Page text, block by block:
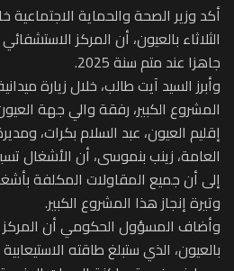
أكد وزير الصحة والحماية الاجتماعية
الثلاثاء بالعيون، أن المركز
جاهزا عند متم سنة 2025.
وأبرز السيد آيت طالب، خلال زيارة
المشروع الكبير، رفقة والي جهة
إقليم العيون، عبد السلام بكرات،
العامة، زينب بنموسى، أن الأشغال
إلى أن جميع المقاولات المكلفة
وتيرة إنجاز هذا المشروع الكبير.
وأضاف المسؤول الحكومي أن